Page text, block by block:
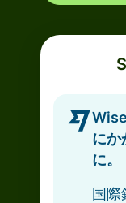
にか
に。
国際